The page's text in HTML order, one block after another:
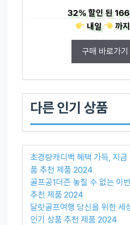
32%할인 된
내일
까지
구매 바로가기
다른 인기 상품
초경량캐디백 혜택 가득, 지
품 추천 제품 2024
골프공1더즌 놓칠 수 없는 이
추천 제품 2024
달랏골프여행 당신을 위한 세
인기 상품 추천 제품 2024